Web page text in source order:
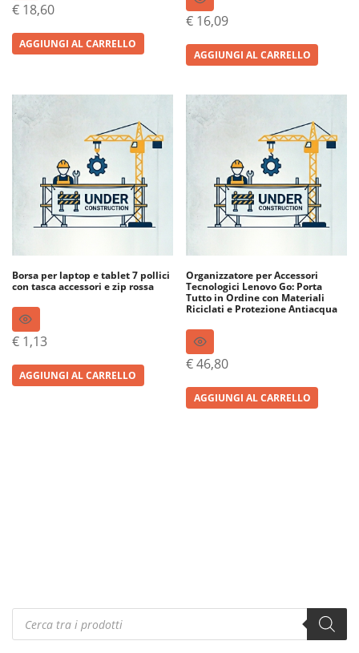
€ 18,60
AGGIUNGI AL CARRELLO
€ 16,09
AGGIUNGI AL CARRELLO
Borsa per laptop e tablet 7 pollici
con tasca accessori e zip rossa
€ 1,13
AGGIUNGI AL CARRELLO
Organizzatore per Accessori
Tecnologici Lenovo Go: Porta
Tutto in Ordine con Materiali
Riciclati e Protezione Antiacqua
€46,80
AGGIUNGI AL CARRELLO
Products
search